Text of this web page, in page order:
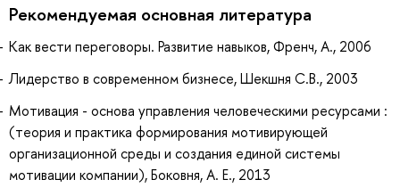
Рекомендуемая основная литература
Как вести переговоры. Развитие навыков, Френч, А., 2006
Лидерство в современном бизнесе, Шекшня С.В., 2003
Мотивация - основа управления человеческими ресурсами :
(теория и практика формирования мотивирующей
организационной среды и создания единой системы
мотивации компании), Боковня, А. Е., 2013